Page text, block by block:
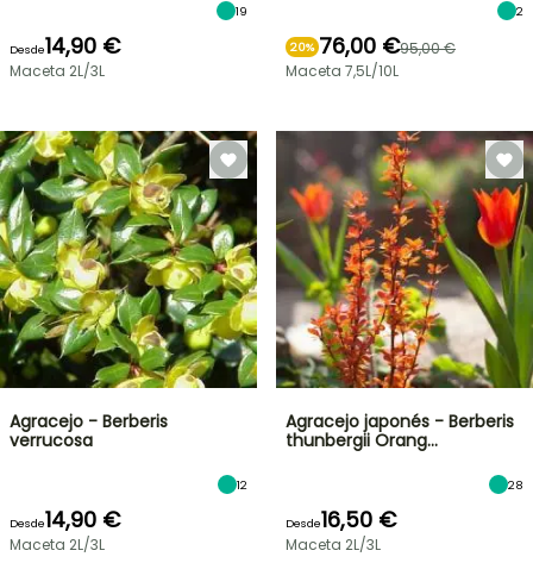
19
Desde14,90 €
Maceta 2L/3L
2
20% 76,00 €95,00 €
Maceta 7,5L/10L
Agracejo - Berberis
verrucosa
12
Desde14,90 €
Maceta 2L/3L
Agracejo japonés - Berberis
thunbergii Orang…
28
Desde16,50 €
Maceta 2L/3L